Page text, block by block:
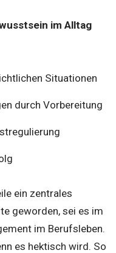
im Alltag
Situationen
durch Vorbereitung
ein zentrales
geworden, sei es im
im Berufsleben.
es hektisch wird. So